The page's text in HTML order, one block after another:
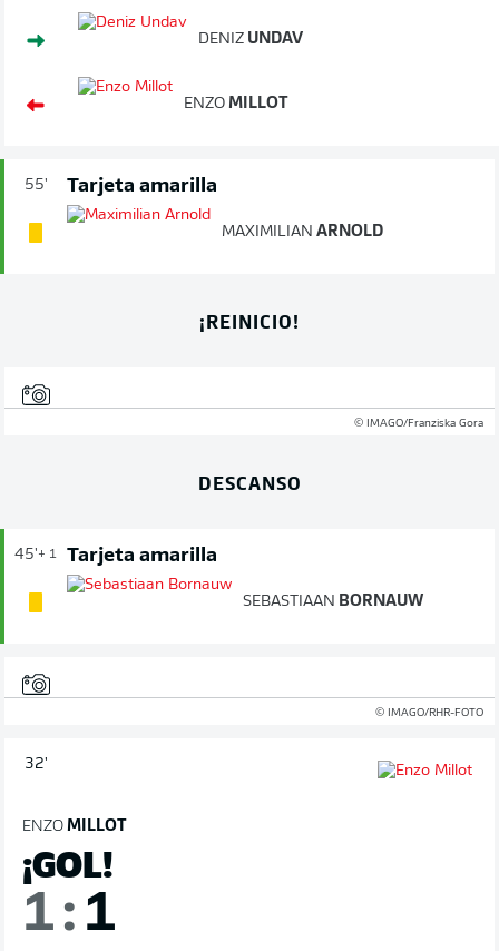
DENIZ UNDAV
ENZO MILLOT
55' Tarjeta amarilla
MAXIMILIAN ARNOLD
¡REINICIO!
© IMAGO/Franziska Gora
DESCANSO
45'+ 1 Tarjeta amarilla
SEBASTIAAN BORNAUW
© IMAGO/RHR-FOTO
32'
ENZO MILLOT
¡GOL!
1: 1